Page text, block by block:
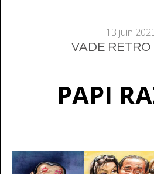
13 juin
VADE RETRO
PAPI